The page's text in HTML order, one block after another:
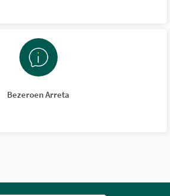
Bezeroen Arreta